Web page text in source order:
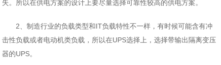
失。所以在供电方案的设计上要尽量选择可靠性较高的供电方案。
2、制造行业的负载类型和IT负载特性不一样，有时候可能含有冲
击性负载或者电动机类负载，所以在UPS选择上，选择带输出隔离变压
器的UPS。